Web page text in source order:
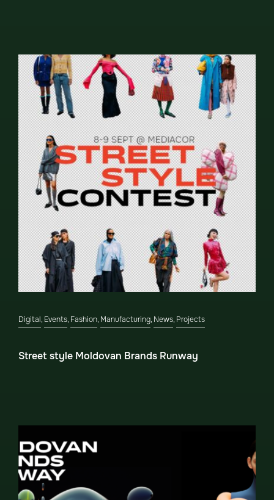
Digital, Events, Fashion, Manufacturing, News, Projects
Street style Moldovan Brands Runway